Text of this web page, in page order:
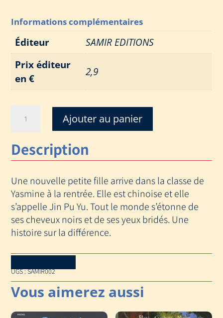
Informations complémentaires
Éditeur
SAMIR EDITIONS
Prix éditeur
en €
2,9
NOUVELLE
Ajouter au panier
Description
Une nouvelle petite fille arrive dans la classe de
Yasmine à la rentrée. Elle est chinoise et elle
s’appelle Jin Pu Yu. Tout le monde s’étonne de
ses cheveux noirs et de ses yeux bridés. Une
histoire sur la différence.
UGS :SAMIR002